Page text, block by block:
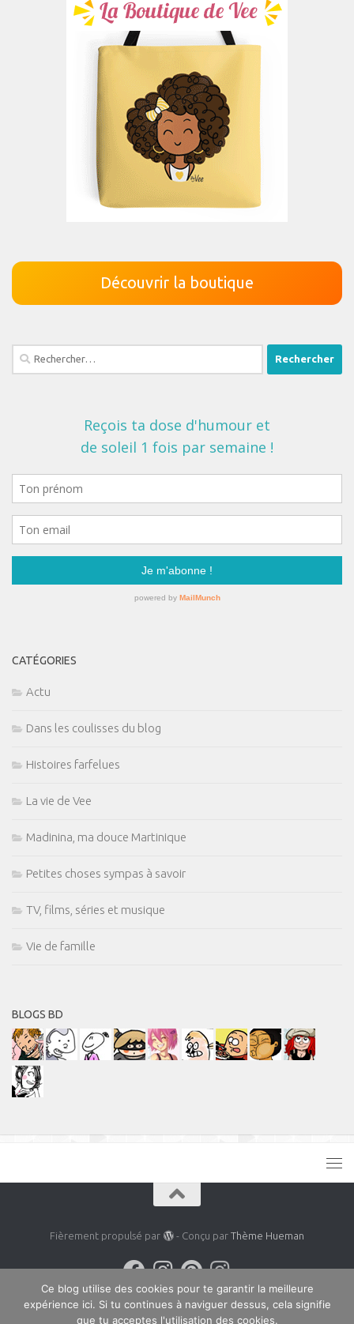
Découvrir la boutique
Rechercher :
CATÉGORIES
Actu
Dans les coulisses du blog
Histoires farfelues
La vie de Vee
Madinina, ma douce Martinique
Petites choses sympas à savoir
TV, films, séries et musique
Vie de famille
BLOGS BD
Fièrement propulsé par - Conçu par Thème Hueman
Ce blog utilise des cookies pour te garantir la meilleure
expérience ici. Si tu continues à naviguer dessus, cela signifie
que tu acceptes l'utilisation des cookies.